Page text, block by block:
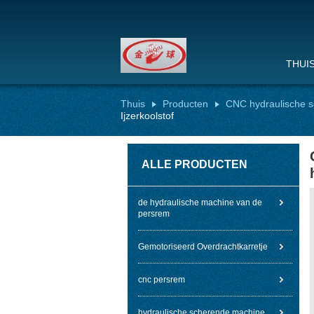
Thuis Producten
CNC hydraulische
Ijzerkoolstof
ALLE PRODUCTEN
de hydraulische machine van de
persrem
Gemotoriseerd Overdrachtkarretje
cnc persrem